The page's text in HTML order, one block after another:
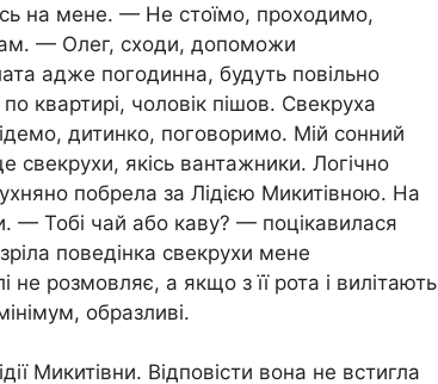
на мене. — Не стоїмо, проходимо,
— Олег, сходи, допоможи
адже погодинна, будуть повільно
квартирі, чоловік пішов. Свекруха
дитинко, поговоримо. Мій сонний
свекрухи, якісь вантажники. Логічно
побрела за Лідією Микитівною. На
— Тобі чай або каву? — поцікавилася
поведінка свекрухи мене
розмовляє, а якщо з її рота і вилітають
образливі.
Микитівни. Відповісти вона не встигла